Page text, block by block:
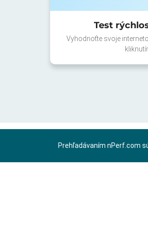
Test
Vyhodnoťte svoje
Prehľadávaním nPerf.com